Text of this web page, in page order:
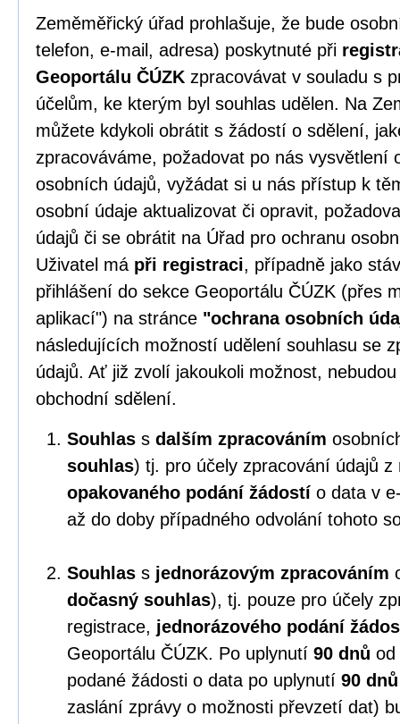
Zeměměřický úřad prohlašuje, že bude
telefon, e-mail, adresa) poskytnuté při
Geoportálu ČÚZK zpracovávat v souladu s
účelům, ke kterým byl souhlas udělen. Na
můžete kdykoli obrátit s žádostí o sdělení,
zpracováváme, požadovat po nás vysvětlení
osobních údajů, vyžádat si u nás přístup k
osobní údaje aktualizovat či opravit,
údajů či se obrátit na Úřad pro ochranu
Uživatel má při registraci, případně jako
přihlášení do sekce Geoportálu ČÚZK (přes
aplikací") na stránce "ochrana osobních
následujících možností udělení souhlasu se
údajů. Ať již zvolí jakoukoli možnost,
obchodní sdělení.
Souhlas s dalším zpracováním
souhlas) tj. pro účely zpracování údajů
opakovaného podání žádostí o data v
až do doby případného odvolání tohoto
Souhlas s jednorázovým zpracováním
dočasný souhlas), tj. pouze pro účely
registrace, jednorázového podání
Geoportálu ČÚZK. Po uplynutí 90 dnů od
podané žádosti o data po uplynutí 90 dnů
zaslání zprávy o možnosti převzetí dat)